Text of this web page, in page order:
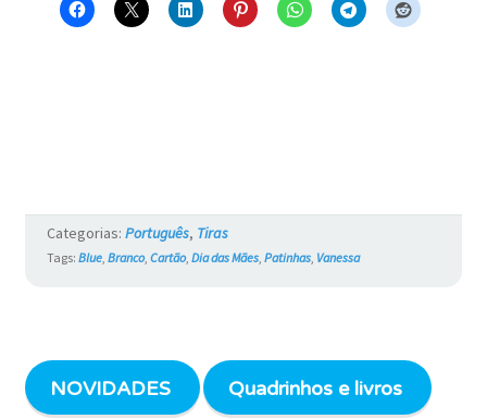
Categorias: Português, Tiras
Tags: Blue, Branco, Cartão, Dia das Mães, Patinhas, Vanessa
NOVIDADES Quadrinhos e livros